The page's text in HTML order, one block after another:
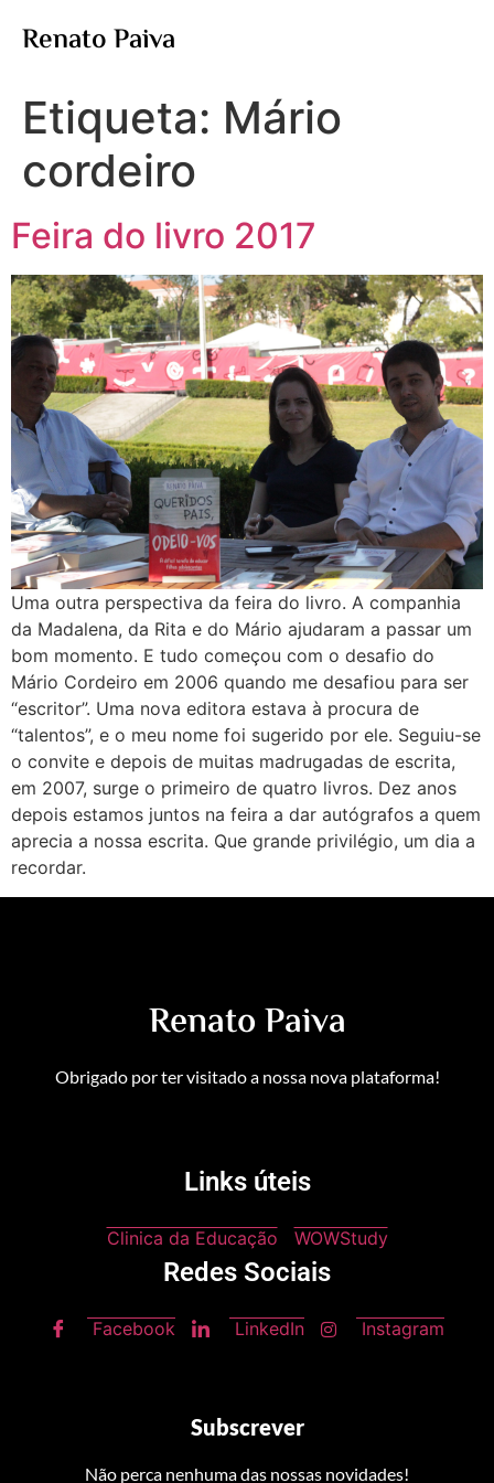
Renato Paiva
Etiqueta: Mário
cordeiro
Feira do livro 2017
Uma outra perspectiva da feira do livro. A companhia
da Madalena, da Rita e do Mário ajudaram a passar um
bom momento. E tudo começou com o desafio do
Mário Cordeiro em 2006 quando me desafiou para ser
“escritor”. Uma nova editora estava à procura de
“talentos”, e o meu nome foi sugerido por ele. Seguiu-se
o convite e depois de muitas madrugadas de escrita,
em 2007, surge o primeiro de quatro livros. Dez anos
depois estamos juntos na feira a dar autógrafos a quem
aprecia a nossa escrita. Que grande privilégio, um dia a
recordar.
Renato Paiva
Obrigado por ter visitado a nossa nova plataforma!
Links úteis
Clinica da Educação WOWStudy
Redes Sociais
Facebook LinkedIn Instagram
Subscrever
Não perca nenhuma das nossas novidades!